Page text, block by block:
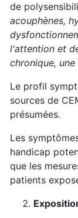
de
acouphènes,
l'attention et
chronique,
Le profil
sources de
présumées.
Les
handicap
que les
patients